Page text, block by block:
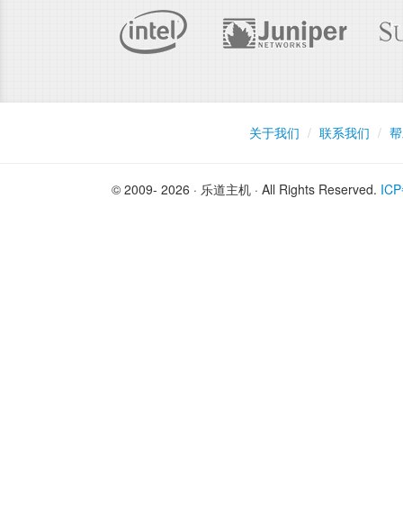
关于我们 / 联系我们 /
© 2009- 2026 · 乐道主机 · All Rights Reserved.